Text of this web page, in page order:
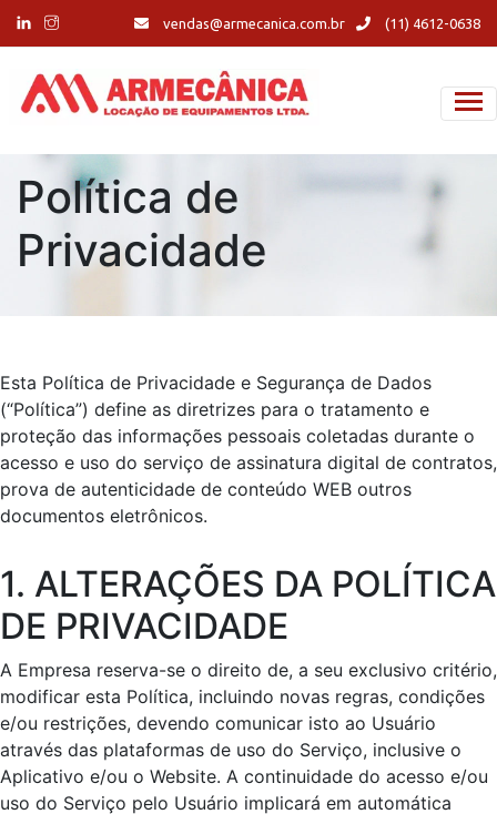
vendas@armecanica.com.br (11) 4612-0638
Política de
Privacidade
Esta Política de Privacidade e Segurança de Dados
(“Política”) define as diretrizes para o tratamento e
proteção das informações pessoais coletadas durante o
acesso e uso do serviço de assinatura digital de contratos,
prova de autenticidade de conteúdo WEB outros
documentos eletrônicos.
1. ALTERAÇÕES DA POLÍTICA
DE PRIVACIDADE
A Empresa reserva-se o direito de, a seu exclusivo critério,
modificar esta Política, incluindo novas regras, condições
e/ou restrições, devendo comunicar isto ao Usuário
através das plataformas de uso do Serviço, inclusive o
Aplicativo e/ou o Website. A continuidade do acesso e/ou
uso do Serviço pelo Usuário implicará em automática